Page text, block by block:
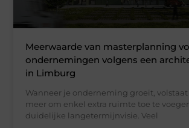
Meerwaarde van masterplanning
ondernemingen volgens een
in Limburg
Wanneer je onderneming groeit,
meer om enkel extra ruimte toe te
duidelijke langetermijnvisie. Veel